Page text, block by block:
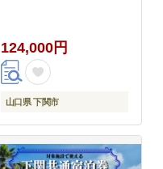
124,000円
山口県 下関市